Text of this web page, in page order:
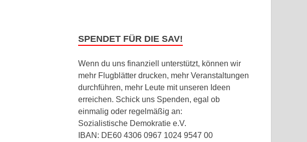
SPENDET FÜR DIE SAV!
Wenn du uns finanziell unterstützt, können wir
mehr Flugblätter drucken, mehr Veranstaltungen
durchführen, mehr Leute mit unseren Ideen
erreichen. Schick uns Spenden, egal ob
einmalig oder regelmäßig an:
Sozialistische Demokratie e.V.
IBAN: DE60 4306 0967 1024 9547 00